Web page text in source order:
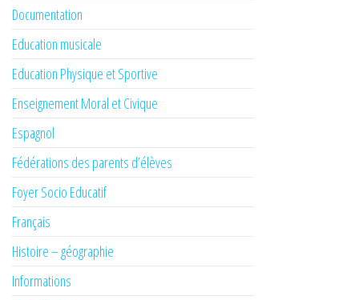
Documentation
Education musicale
Education Physique et Sportive
Enseignement Moral et Civique
Espagnol
Fédérations des parents d’élèves
Foyer Socio Educatif
Français
Histoire – géographie
Informations